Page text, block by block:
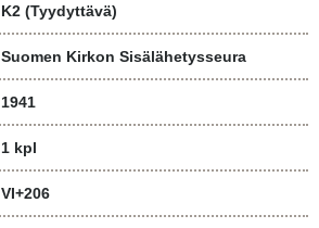
K2 (Tyydyttävä)
Suomen Kirkon Sisälähetysseura
1941
1 kpl
VI+206